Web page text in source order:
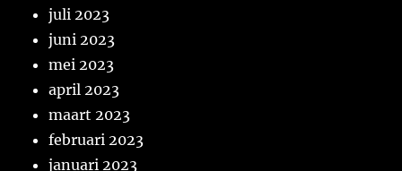
juli 2023
juni 2023
mei 2023
april 2023
maart 2023
februari 2023
januari 2023